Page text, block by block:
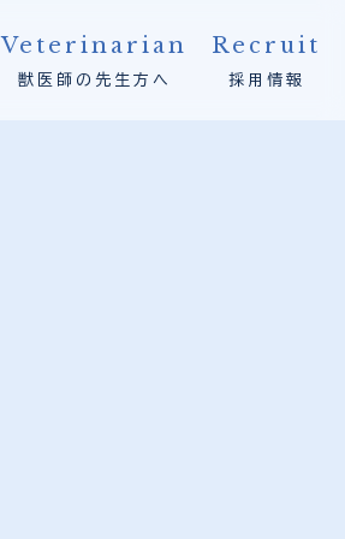
Veterinarian
獣医師の先生方へ
Recruit
採用情報